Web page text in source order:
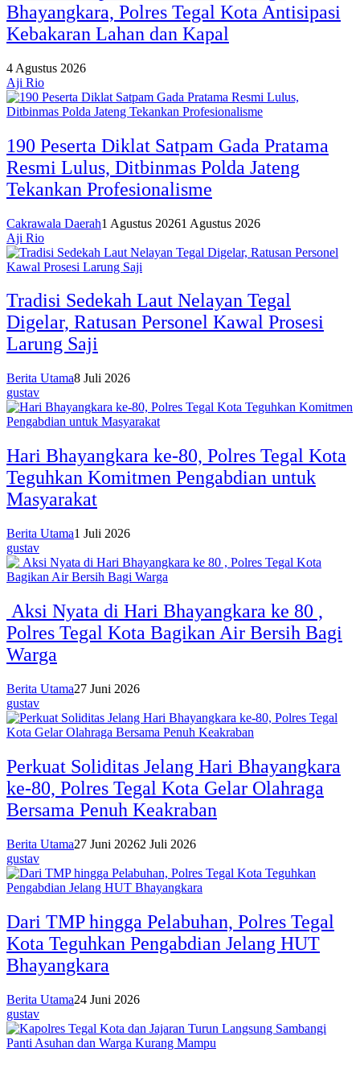
Bhayangkara, Polres Tegal Kota Antisipasi
Kebakaran Lahan dan Kapal
4 Agustus 2026
Aji Rio
190 Peserta Diklat Satpam Gada Pratama
Resmi Lulus, Ditbinmas Polda Jateng
Tekankan Profesionalisme
Cakrawala Daerah1 Agustus 20261 Agustus 2026
Aji Rio
Tradisi Sedekah Laut Nelayan Tegal
Digelar, Ratusan Personel Kawal Prosesi
Larung Saji
Berita Utama8 Juli 2026
gustav
Hari Bhayangkara ke-80, Polres Tegal Kota
Teguhkan Komitmen Pengabdian untuk
Masyarakat
Berita Utama1 Juli 2026
gustav
Aksi Nyata di Hari Bhayangkara ke 80 ,
Polres Tegal Kota Bagikan Air Bersih Bagi
Warga
Berita Utama27 Juni 2026
gustav
Perkuat Soliditas Jelang Hari Bhayangkara
ke-80, Polres Tegal Kota Gelar Olahraga
Bersama Penuh Keakraban
Berita Utama27 Juni 20262 Juli 2026
gustav
Dari TMP hingga Pelabuhan, Polres Tegal
Kota Teguhkan Pengabdian Jelang HUT
Bhayangkara
Berita Utama24 Juni 2026
gustav